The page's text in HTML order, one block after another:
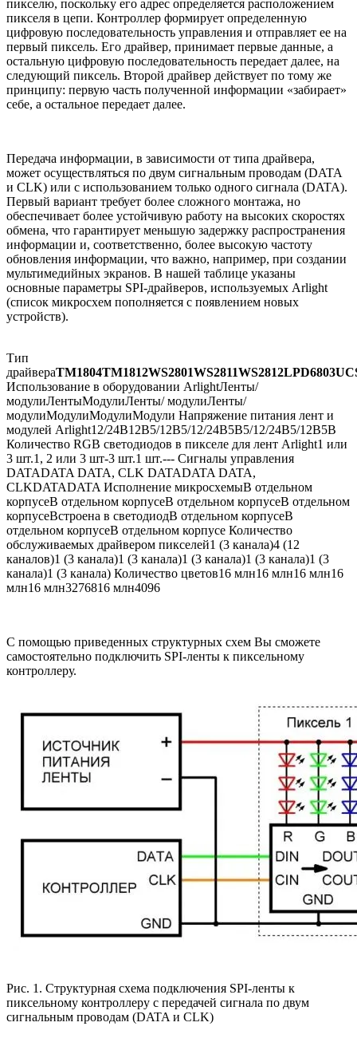
пикселю, поскольку его адрес определяется расположением
пикселя в цепи. Контроллер формирует определенную
цифровую последовательность управления и отправляет ее на
первый пиксель. Его драйвер, принимает первые данные, а
остальную цифровую последовательность передает далее, на
следующий пиксель. Второй драйвер действует по тому же
принципу: первую часть полученной информации «забирает»
себе, а остальное передает далее.
Передача информации, в зависимости от типа драйвера,
может осуществляться по двум сигнальным проводам (DATA
и CLK) или с использованием только одного сигнала (DATA).
Первый вариант требует более сложного монтажа, но
обеспечивает более устойчивую работу на высоких скоростях
обмена, что гарантирует меньшую задержку распространения
информации и, соответственно, более высокую частоту
обновления информации, что важно, например, при создании
мультимедийных экранов. В нашей таблице указаны
основные параметры SPI-драйверов, используемых Arlight
(список микросхем пополняется с появлением новых
устройств).
Тип
драйвера
Использование в оборудовании ArlightЛенты/
модулиЛентыМодулиЛенты/ модулиЛенты/
модулиМодулиМодулиМодули Напряжение питания лент и
модулей Arlight12/24В12В5/12В5/12/24В5В5/12/24В5/12В5В
Количество RGB светодиодов в пикселе для лент Arlight1 или
3 шт.1, 2 или 3 шт-3 шт.1 шт.--- Сигналы управления
DATADATA DATA, CLK DATADATA DATA,
CLKDATADATA Исполнение микросхемыВ отдельном
корпусеВ отдельном корпусеВ отдельном корпусеВ отдельном
корпусеВстроена в светодиодВ отдельном корпусеВ
отдельном корпусеВ отдельном корпусе Количество
обслуживаемых драйвером пикселей1 (3 канала)4 (12
каналов)1 (3 канала)1 (3 канала)1 (3 канала)1 (3 канала)1 (3
канала)1 (3 канала) Количество цветов16 млн16 млн16 млн16
млн16 млн3276816 млн4096
С помощью приведенных структурных схем Вы сможете
самостоятельно подключить SPI-ленты к пиксельному
контроллеру.
Рис. 1. Структурная схема подключения SPI-ленты к
пиксельному контроллеру с передачей сигнала по двум
сигнальным проводам (DATA и CLK)